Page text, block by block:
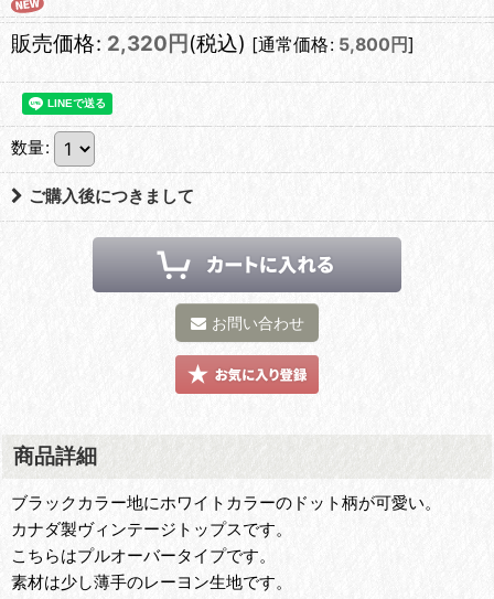
販売価格: 2,320 円 (税込) [通常価格: 5,800 円]
数量:
ご購入後につきまして
お問い合わせ
商品詳細
ブラックカラー地にホワイトカラーのドット柄が可愛い。
カナダ製ヴィンテージトップスです。
こちらはプルオーバータイプです。
素材は少し薄手のレーヨン生地です。